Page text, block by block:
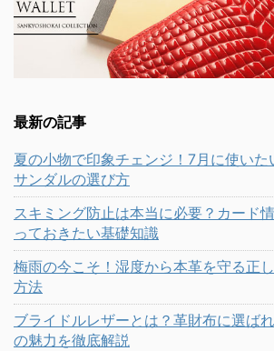
最新の記事
夏の小物で印象チェンジ！7月に使いた
サンダルの選び方
スキミング防止は本当に必要？カード
っておきたい基礎知識
梅雨の今こそ！湿度から本革を守る正
方法
ブライドルレザーとは？革財布に選ば
の魅力を徹底解説